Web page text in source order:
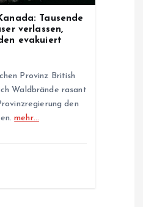
Tausende
verlassen,
evakuiert
Provinz British
Waldbrände rasant
den
mehr…